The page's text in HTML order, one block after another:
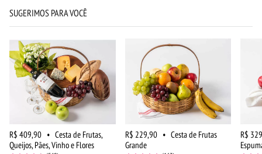
SUGERIMOS PARA VOCÊ
R$ 409,90 • Cesta de Frutas,
Queijos, Pães, Vinho e Flores
R$ 229,90 • Cesta de Frutas
Grande
R$